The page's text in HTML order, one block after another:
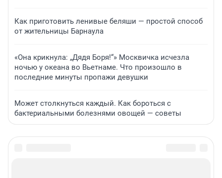
Как приготовить ленивые беляши — простой способ
от жительницы Барнаула
«Она крикнула: „Дядя Боря!“» Москвичка исчезла
ночью у океана во Вьетнаме. Что произошло в
последние минуты пропажи девушки
Может столкнуться каждый. Как бороться с
бактериальными болезнями овощей — советы